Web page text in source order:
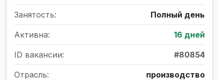
Занятость: Полный день
Активна: 16 дней
ID вакансии: #80854
Отрасль: производство